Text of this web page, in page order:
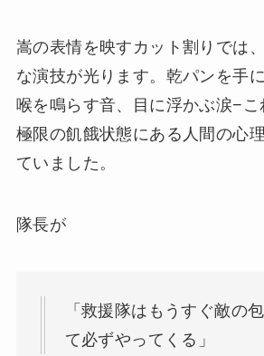
嵩の表情を映すカット割りでは
な演技が光ります。乾パンを手
喉を鳴らす音、目に浮かぶ涙−こ
極限の飢餓状態にある人間の心
ていました。
隊長が
「救援隊はもうすぐ敵の
て必ずやってくる」